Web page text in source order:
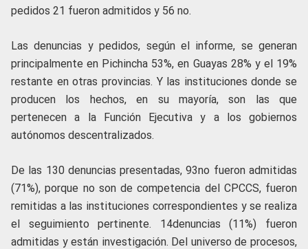
pedidos 21 fueron admitidos y 56 no.
Las denuncias y pedidos, según el informe, se generan
principalmente en Pichincha 53%, en Guayas 28% y el 19%
restante en otras provincias. Y las instituciones donde se
producen los hechos, en su mayoría, son las que
pertenecen a la Función Ejecutiva y a los gobiernos
autónomos descentralizados.
De las 130 denuncias presentadas, 93no fueron admitidas
(71%), porque no son de competencia del CPCCS, fueron
remitidas a las instituciones correspondientes y se realiza
el seguimiento pertinente. 14denuncias (11%) fueron
admitidas y están investigación. Del universo de procesos,